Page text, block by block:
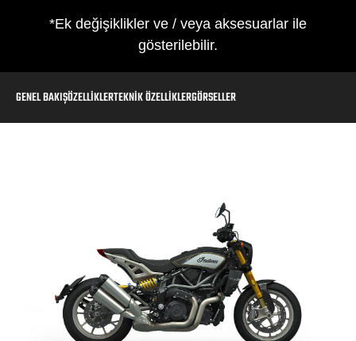
*Ek değişiklikler ve / veya aksesuarlar ile
gösterilebilir.
GENEL BAKIŞÖZELLIKLERTEKNIK ÖZELLIKLERGÖRSELLER